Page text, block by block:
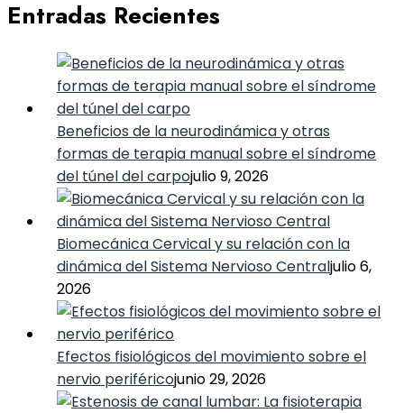
Entradas Recientes
Beneficios de la neurodinámica y otras
formas de terapia manual sobre el síndrome
del túnel del carpojulio 9, 2026
Biomecánica Cervical y su relación con la
dinámica del Sistema Nervioso Centraljulio 6,
2026
Efectos fisiológicos del movimiento sobre el
nervio periféricojunio 29, 2026